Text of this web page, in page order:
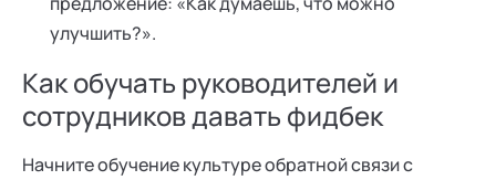
улучшить?».
Как обучать руководителей и
сотрудников давать фидбек
Начните обучение культуре обратной связи с